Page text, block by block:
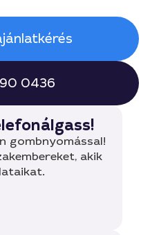
0436
gombnyomással!
akik